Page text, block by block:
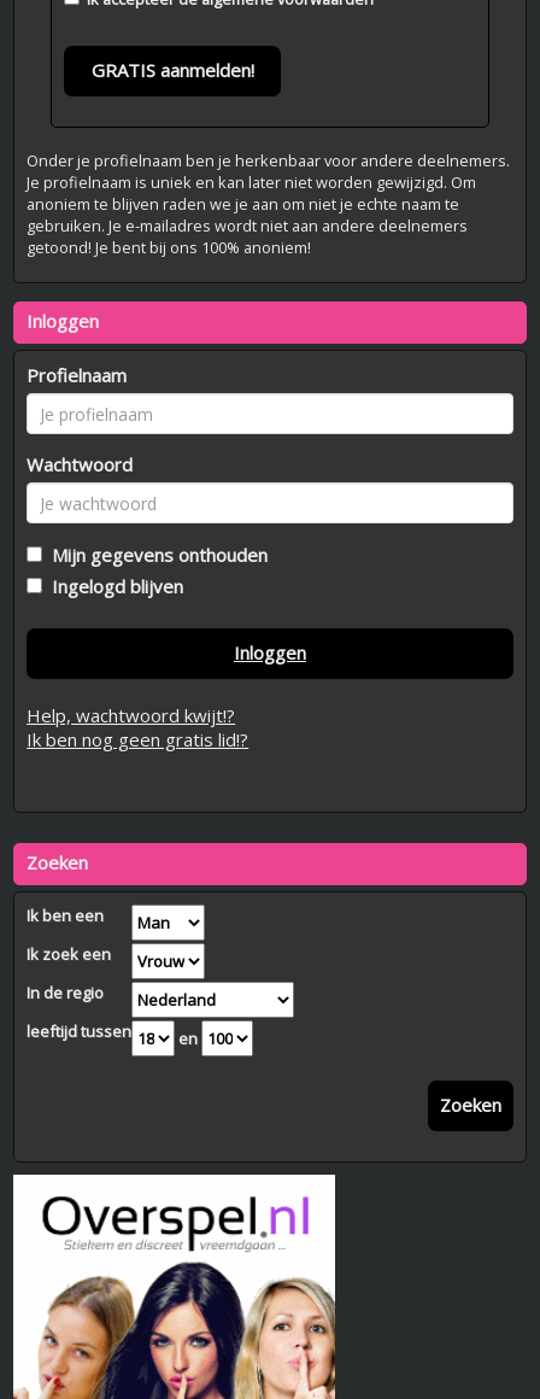
GRATIS aanmelden!
Onder je profielnaam ben je herkenbaar voor andere deelnemers.
Je profielnaam is uniek en kan later niet worden gewijzigd. Om
anoniem te blijven raden we je aan om niet je echte naam te
gebruiken. Je e-mailadres wordt niet aan andere deelnemers
getoond! Je bent bij ons 100% anoniem!
Inloggen
Profielnaam
Wachtwoord
Mijn gegevens onthouden
Ingelogd blijven
Inloggen
Help, wachtwoord kwijt!?
Ik ben nog geen gratis lid!?
Zoeken
Ik ben een
Ik zoek een
In de regio
leeftijd tussen
en
Zoeken